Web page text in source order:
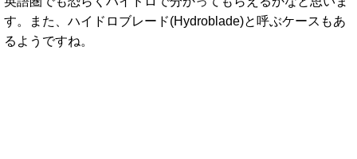
す。また、ハイドロブレード(Hydroblade)と呼ぶケースもあ
るようですね。